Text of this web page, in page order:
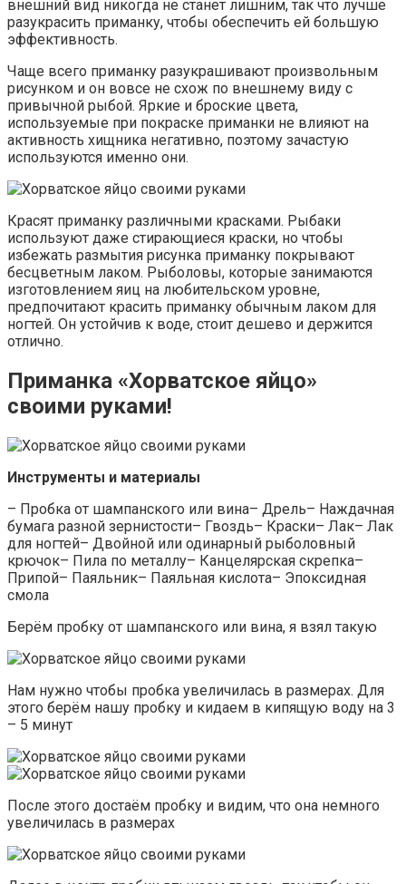
внешний вид никогда не станет лишним, так что лучше
разукрасить приманку, чтобы обеспечить ей большую
эффективность.
Чаще всего приманку разукрашивают произвольным
рисунком и он вовсе не схож по внешнему виду с
привычной рыбой. Яркие и броские цвета,
используемые при покраске приманки не влияют на
активность хищника негативно, поэтому зачастую
используются именно они.
Красят приманку различными красками. Рыбаки
используют даже стирающиеся краски, но чтобы
избежать размытия рисунка приманку покрывают
бесцветным лаком. Рыболовы, которые занимаются
изготовлением яиц на любительском уровне,
предпочитают красить приманку обычным лаком для
ногтей. Он устойчив к воде, стоит дешево и держится
отлично.
Приманка «Хорватское яйцо»
своими руками!
Инструменты и материалы
– Пробка от шампанского или вина– Дрель– Наждачная
бумага разной зернистости– Гвоздь– Краски– Лак– Лак
для ногтей– Двойной или одинарный рыболовный
крючок– Пила по металлу– Канцелярская скрепка–
Припой– Паяльник– Паяльная кислота– Эпоксидная
смола
Берём пробку от шампанского или вина, я взял такую
Нам нужно чтобы пробка увеличилась в размерах. Для
этого берём нашу пробку и кидаем в кипящую воду на 3
– 5 минут
После этого достаём пробку и видим, что она немного
увеличилась в размерах